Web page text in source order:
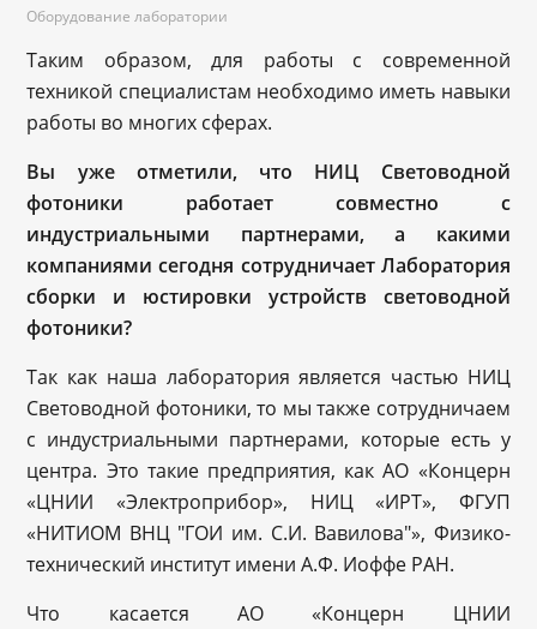
Оборудование лаборатории
Таким образом, для работы с современной
техникой специалистам необходимо иметь навыки
работы во многих сферах.
Вы уже отметили, что НИЦ Световодной
фотоники работает совместно с
индустриальными партнерами, а какими
компаниями сегодня сотрудничает Лаборатория
сборки и юстировки устройств световодной
фотоники?
Так как наша лаборатория является частью НИЦ
Световодной фотоники, то мы также сотрудничаем
с индустриальными партнерами, которые есть у
центра. Это такие предприятия, как АО «Концерн
«ЦНИИ «Электроприбор», НИЦ «ИРТ», ФГУП
«НИТИОМ ВНЦ "ГОИ им. С.И. Вавилова"», Физико-
технический институт имени А.Ф. Иоффе РАН.
Что касается АО «Концерн ЦНИИ